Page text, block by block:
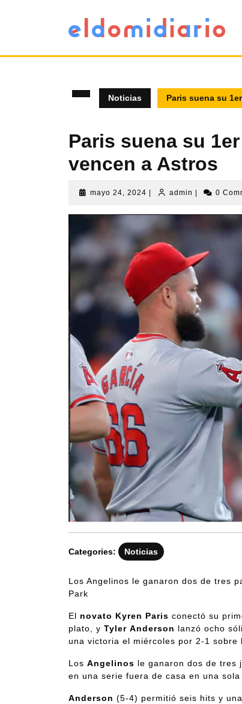
Noticias Paris suena su
Paris suena su
vencen a Astros
mayo 24, 2024 admin 0
Categories: Noticias
Los Angelinos le ganaron dos de tres
Park
El novato Kyren Paris conectó su
plato, y Tyler Anderson lanzó ocho
una victoria el miércoles por 2-1 sobre
Los Angelinos le ganaron dos de tres
en una serie fuera de casa en una
Anderson (5-4) permitió seis hits y